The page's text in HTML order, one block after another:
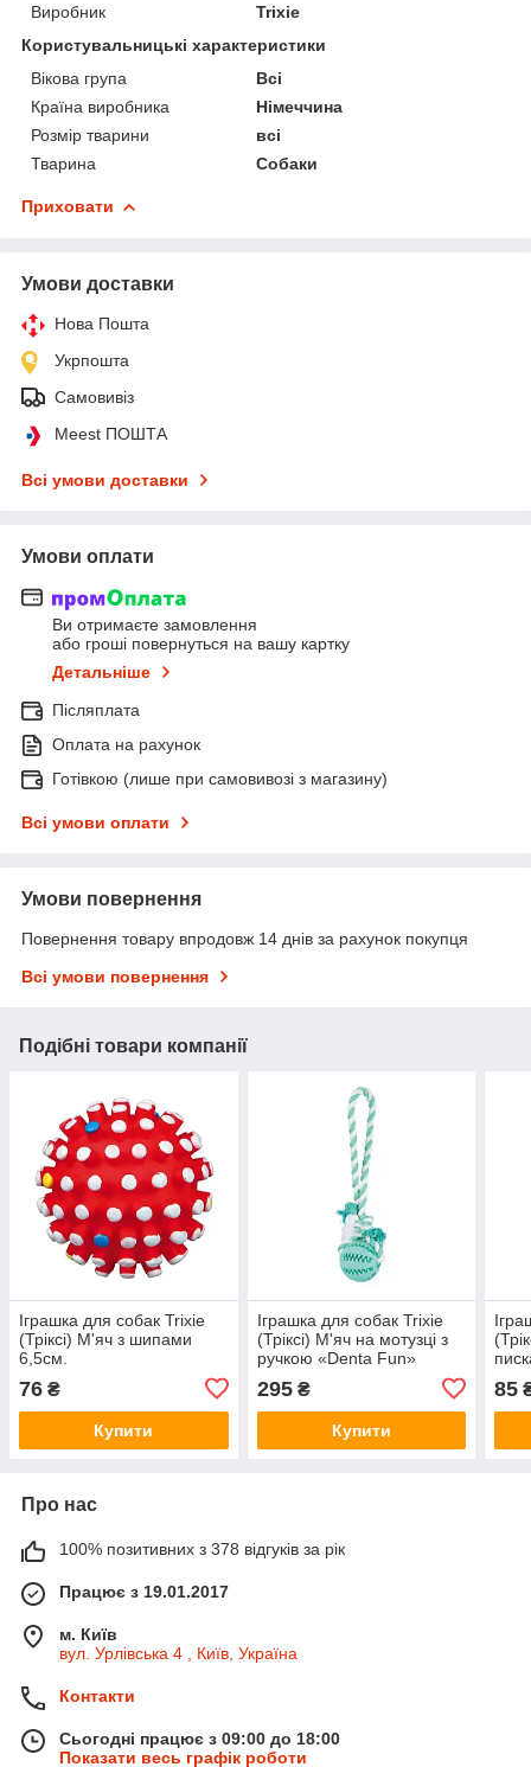
Виробник
Trixie
Користувальницькі характеристики
Вікова група
Всі
Країна виробника
Німеччина
Розмір тварини
всі
Тварина
Собаки
Приховати
Умови доставки
Нова Пошта
Укрпошта
Самовивіз
Meest ПОШТА
Всі умови доставки
Умови оплати
Ви отримаєте замовлення
або гроші повернуться на вашу картку
Детальніше
Післяплата
Оплата на рахунок
Готівкою (лише при самовивозі з магазину)
Всі умови оплати
Умови повернення
Повернення товару впродовж 14 днів за рахунок покупця
Всі умови повернення
Подібні товари компанії
Іграшка для собак Trixie
(Тріксі) М'яч з шипами
6,5см.
76 ₴
Купити
Іграшка для собак Trixie
(Тріксі) М'яч на мотузці з
ручкою «Denta Fun»
295₴
Купити
85
Про нас
100% позитивних з 378 відгуків за рік
Працює з 19.01.2017
м. Київ
вул. Урлівська 4 , Київ, Україна
Контакти
Сьогодні працює з 09:00 до 18:00
Показати весь графік роботи